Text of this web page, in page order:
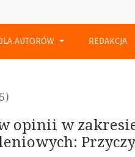
AUTORÓW REDAKCJA
opinii w